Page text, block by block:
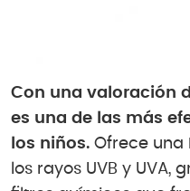
Con una valoración
es una de las más
los niños. Ofrece una
los rayos UVB y UVA,